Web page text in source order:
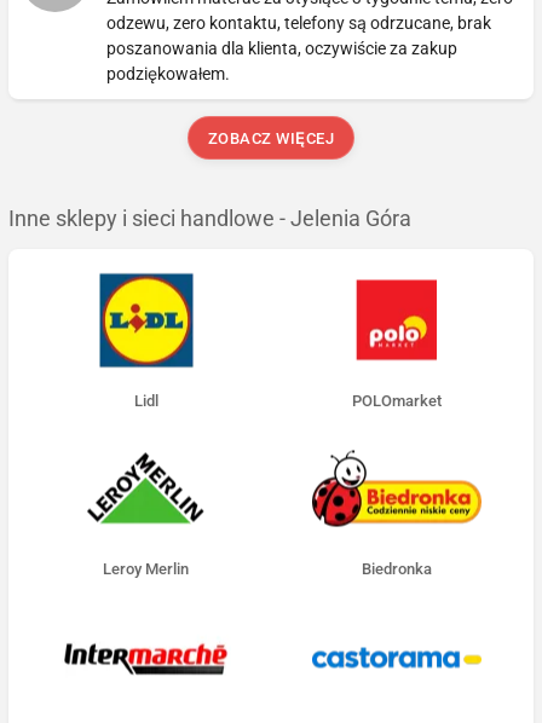
odzewu, zero kontaktu, telefony są odrzucane, brak
poszanowania dla klienta, oczywiście za zakup
podziękowałem.
ZOBACZ WIĘCEJ
Inne sklepy i sieci handlowe - Jelenia Góra
Lidl POLOmarket
Leroy Merlin Biedronka